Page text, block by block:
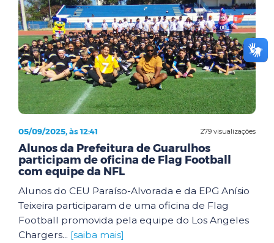
279 visualizações
05/09/2025, às 12:41
Alunos da Prefeitura de Guarulhos
participam de oficina de Flag Football
com equipe da NFL
Alunos do CEU Paraíso-Alvorada e da EPG Anísio
Teixeira participaram de uma oficina de Flag
Football promovida pela equipe do Los Angeles
Chargers... [saiba mais]